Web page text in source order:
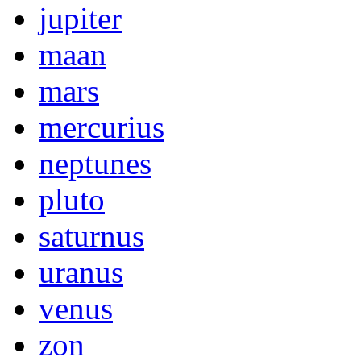
jupiter
maan
mars
mercurius
neptunes
pluto
saturnus
uranus
venus
zon